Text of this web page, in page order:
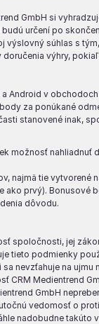
GmbH si
určení po
výslovný súhlas s
výhry,
Android v
za ponúkané
stanovené inak,
možnosť nahliadnuť
najmä tie vytvorené
prvý). Bonusové
dôvodu.
spoločnosti, jej
tieto podmienky
nevzťahuje na
Medientrend
GmbH
vedomosť o
nadobudne takúto